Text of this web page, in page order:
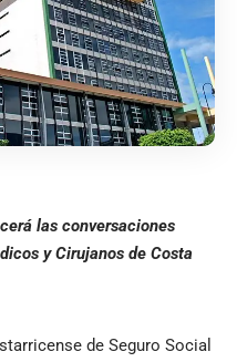
las conversaciones
y Cirujanos de Costa
de Seguro Social